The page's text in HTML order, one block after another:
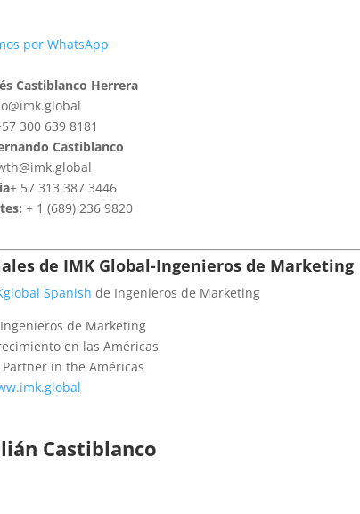
por WhatsApp
Castiblanco Herrera
300 639 8181
Castiblanco
+ 57 313 387 3446
+ 1 (689) 236 9820
de IMK Global-Ingenieros de Marketing
Spanish de Ingenieros de Marketing
de Marketing
en las Américas
in the Américas
Castiblanco